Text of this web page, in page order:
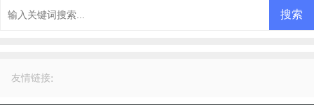
友情链接: